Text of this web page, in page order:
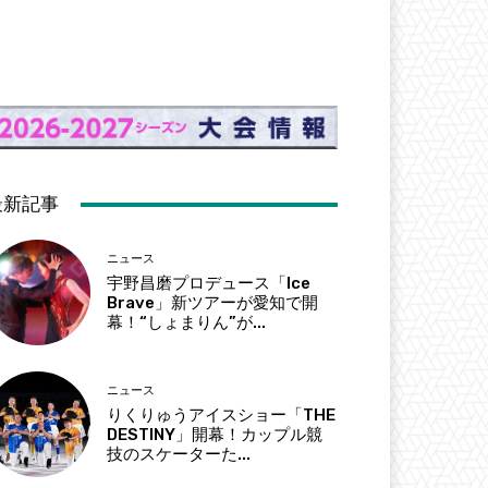
記事
ニュース
宇野昌磨プロデュース「Ice
Brave」新ツアーが愛知で開
幕！“しょまりん”が...
ニュース
りくりゅうアイスショー「THE
DESTINY」開幕！カップル競
技のスケーターた...